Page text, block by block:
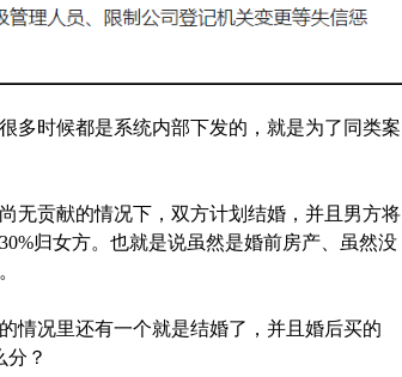
多时候都是系统内部下发的，就是为了同类案
无贡献的情况下，双方计划结婚，并且男方将
归女方。也就是说虽然是婚前房产、虽然没
情况里还有一个就是结婚了，并且婚后买的
分？